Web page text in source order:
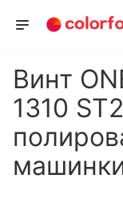
Винт
1310